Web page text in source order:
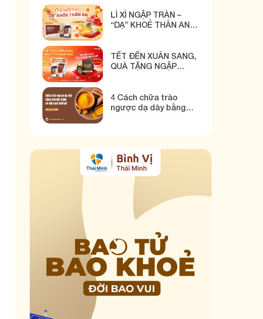
LÌ XÌ NGẬP TRÀN –
“DẠ” KHOẺ THÂN AN
TẾT ĐẾN XUÂN SANG,
QUÀ TẶNG NGẬP
4 Cách chữa trào
ngược dạ dày bằng